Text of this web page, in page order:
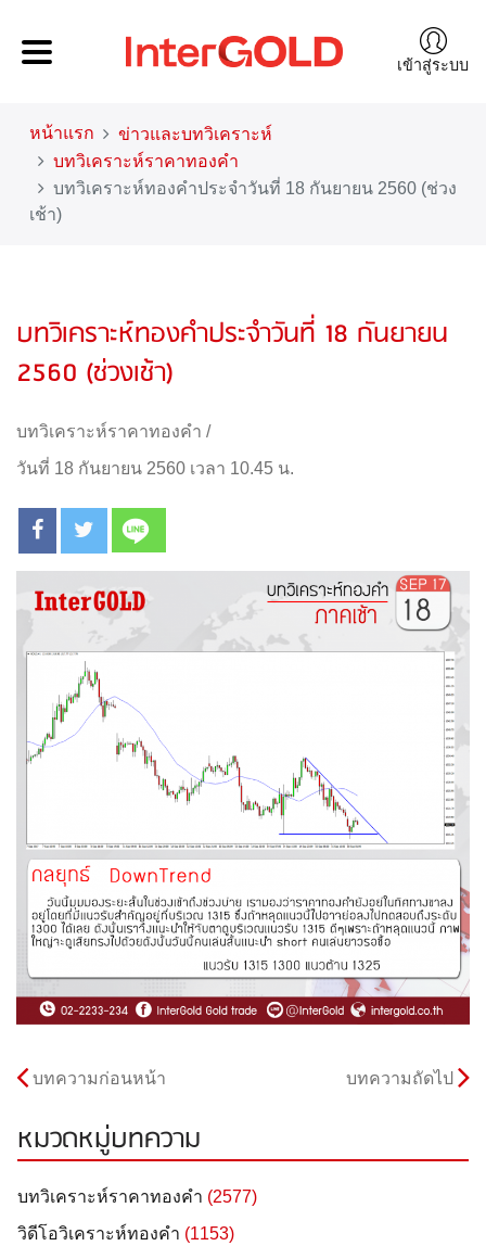
เข้าสู่ระบบ
หน้าแรก
ข่าวและบทวิเคราะห์
บทวิเคราะห์ราคาทองคำ
บทวิเคราะห์ทองคำประจำวันที่ 18 กันยายน 2560 (ช่วง
เช้า)
บทวิเคราะห์ทองคำประจำวันที่ 18 กันยายน
2560 (ช่วงเช้า)
บทวิเคราะห์ราคาทองคำ /
วันที่ 18 กันยายน 2560 เวลา 10.45 น.
บทความก่อนหน้า บทความถัดไป
หมวดหมู่บทความ
บทวิเคราะห์ราคาทองคำ (2577)
วิดีโอวิเคราะห์ทองคำ (1153)